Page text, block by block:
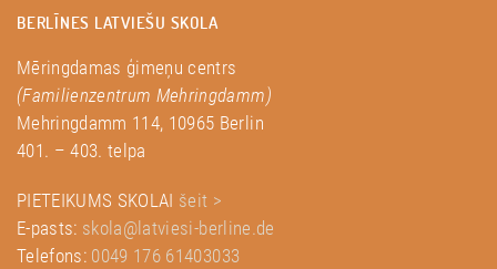
BERLĪNES LATVIEŠU SKOLA
Mēringdamas ģimeņu centrs
(Familienzentrum Mehringdamm)
Mehringdamm 114, 10965 Berlin
401. – 403. telpa
PIETEIKUMS SKOLAI šeit >
E-pasts: skola@latviesi-berline.de
Telefons: 0049 176 61403033